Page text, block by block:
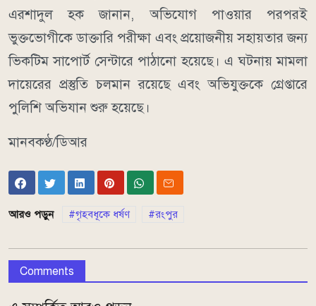
এরশাদুল হক জানান, অভিযোগ পাওয়ার পরপরই
ভুক্তভোগীকে ডাক্তারি পরীক্ষা এবং প্রয়োজনীয় সহায়তার জন্য
ভিকটিম সাপোর্ট সেন্টারে পাঠানো হয়েছে। এ ঘটনায় মামলা
দায়েরের প্রস্তুতি চলমান রয়েছে এবং অভিযুক্তকে গ্রেপ্তারে
পুলিশি অভিযান শুরু হয়েছে।
মানবকণ্ঠ/ডিআর
আরও পড়ুন গৃহবধূকে ধর্ষণ রংপুর
Comments